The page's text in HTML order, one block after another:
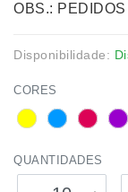
OBS.:
Disponibilidade:
CORES
QUANTIDADES